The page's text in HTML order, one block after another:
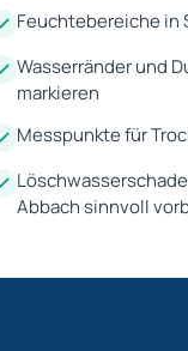
Feuchtebereiche in
Wasserränder und
markieren
Messpunkte für
Abbach sinnvoll